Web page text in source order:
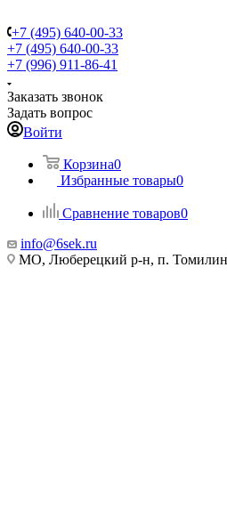
+7 (495) 640-00-33
+7 (495) 640-00-33
+7 (996) 911-86-41
Заказать звонок
Задать вопрос
Войти
Корзина0
Избранные товары0
Сравнение товаров0
info@6sek.ru
МО, Люберецкий р-н, п.